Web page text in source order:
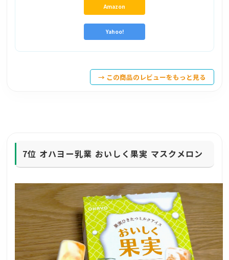
Amazon
Yahoo!
→ この商品のレビューをもっと見る
7位 オハヨー乳業 おいしく果実 マスクメロン